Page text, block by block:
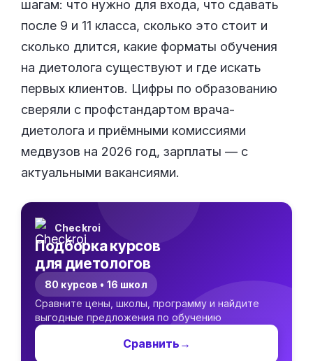
шагам: что нужно для входа, что сдавать
после 9 и 11 класса, сколько это стоит и
сколько длится, какие форматы обучения
на диетолога существуют и где искать
первых клиентов. Цифры по образованию
сверяли с профстандартом врача-
диетолога и приёмными комиссиями
медвузов на 2026 год, зарплаты — с
актуальными вакансиями.
Checkroi
Подборка курсов
для диетологов
80 курсов • 16 школ
Сравните цены, школы, программу и найдите
выгодные предложения по обучению
Сравнить →